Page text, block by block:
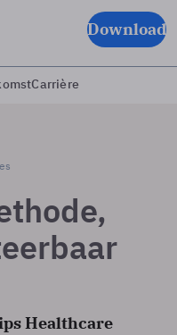
Download
Carrière
Healthcare